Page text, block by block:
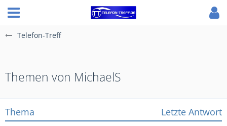
Telefon-Treff
Themen von MichaelS
Thema Letzte Antwort